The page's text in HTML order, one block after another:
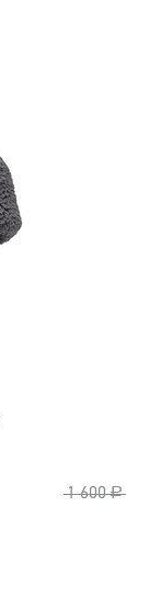
1 600 Р